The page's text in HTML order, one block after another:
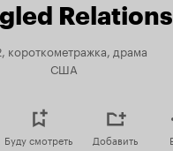
Relations
короткометражка, драма
США
Буду смотреть Добавить